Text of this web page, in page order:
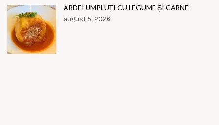
ARDEI UMPLUȚI CU LEGUME ȘI CARNE
august 5, 2026